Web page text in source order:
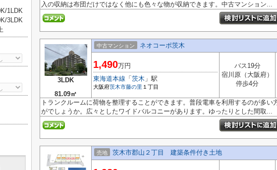
入の収納は布団だけではなく他にも色々な物が収納できます。中古マンション...
3LDK
81.09㎡
中古マンション ネオコーポ茨木
1,490万円
東海道本線 「 茨木 」駅
大阪府茨木市藤の里 １丁目
バス19分
宿川原（大阪府）
停歩4分
トランクルームに荷物を整理することができます。普段電車を利用するのが多い
がでしょうか。広々としたワイドバルコニーがあります。ゆったりとした間取...
売地 茨木市郡山２丁目 建築条件付き土地
1LDK
3LDK